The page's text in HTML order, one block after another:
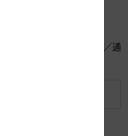
て
日対応）
利用になれないお客さま／通